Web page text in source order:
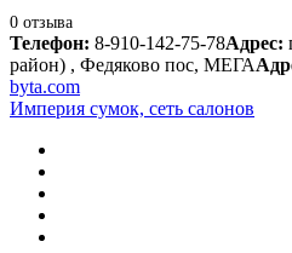
0 отзыва
Телефон: 8-910-142-75-78Адрес:
район) , Федяково пос, МЕГА
byta.com
Империя сумок, сеть салонов